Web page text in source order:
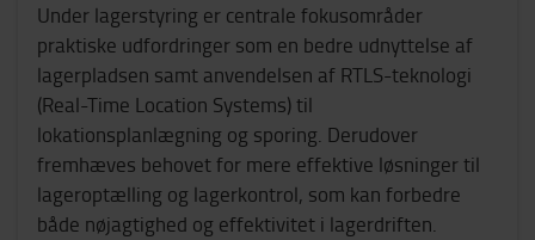
Under lagerstyring er centrale fokusområder
praktiske udfordringer som en bedre udnyttelse af
lagerpladsen samt anvendelsen af RTLS-teknologi
(Real-Time Location Systems) til
lokationsplanlægning og sporing. Derudover
fremhæves behovet for mere effektive løsninger til
lageroptælling og lagerkontrol, som kan forbedre
både nøjagtighed og effektivitet i lagerdriften.